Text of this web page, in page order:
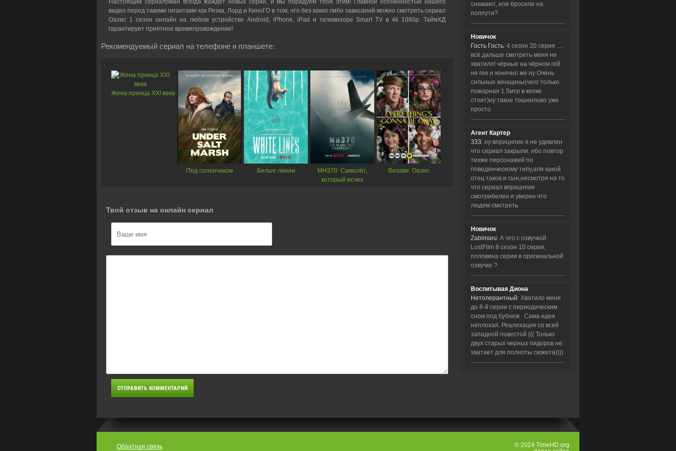
Настоящий сериаломан всегда жаждет новых серий, и мы порадуем тебя этим! Главной особенностью нашего
видео перед такими гигантами как Резка, Лорд и КиноГО в том, что без каких либо зависаний можно смотреть cериал
Оазис 1 сезон онлайн на любом устройстве Android, iPhone, iPad и телевизоре Smart TV в 4k 1080p. ТаймХД
гарантирует приятное времяпровождение!
Рекомендуемый сериал на телефоне и планшете:
Жена принца XXI века
Под солончаком Белые линии
MH370: Самолёт,
который исчез
Визави: Оазис
Твой отзыв на онлайн сериал
снимают, или бросили на
полпути?
Новичок
Гость Гость: 4 сезон 20 серия ....
всё дальше смотреть меня не
хватило! чёрные на чёрном гей
не гее и конечно же ну Очень
сильные женщины(чего только
пожарная 1.5мтр в кепке
стоит)ну такое тошнилово уже
просто
Агент Картер
333: ну вприцнпие я не удивлен
что сериал закрыли, ибо повтор
техже персонажей по
поведенческому типу,аля какой
отец таков и сын,несмотря на то
что сериал вприцнпие
смотрибелен я уверен что
людям смотреть
Новичок
Zabimaru: А что с озвучкой
LostFilm 8 сезон 10 серия,
половина серии в оригинальной
озвучке ?
Воспитывая Диона
Нетолерантный: Хватило меня
до 8-й серии с периодическим
сном под бубнеж . Сама идея
неплохая. Реализация со всей
западной повестой ((( Только
двух старых черных пидоров не
хватает для полноты сюжета))))
Обратная связь
© 2024 TimeHD.org